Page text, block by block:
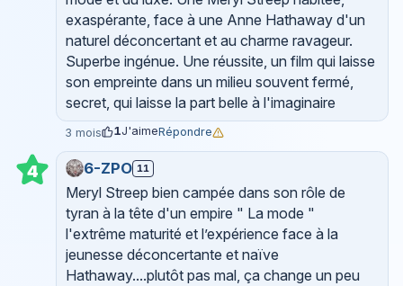
exaspérante, face à une Anne Hathaway d'un
naturel déconcertant et au charme ravageur.
Superbe ingénue. Une réussite, un film qui laisse
son empreinte dans un milieu souvent fermé,
secret, qui laisse la part belle à l'imaginaire
3 mois 1J'aimeRépondre
4 6-ZPO 11
Meryl Streep bien campée dans son rôle de
tyran à la tête d'un empire " La mode "
l'extrême maturité et l’expérience face à la
jeunesse déconcertante et naïve
Hathaway....plutôt pas mal, ça change un peu